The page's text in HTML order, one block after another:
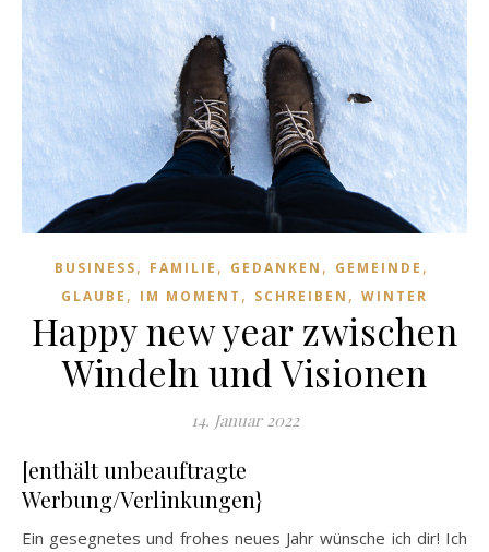
BUSINESS, FAMILIE , GEDANKEN , GEMEINDE ,
GLAUBE , IM MOMENT , SCHREIBEN , WINTER
Happy new year zwischen
Windeln und Visionen
14. Januar 2022
[enthält unbeauftragte
Werbung/Verlinkungen}
Ein gesegnetes und frohes neues Jahr wünsche ich dir! Ich